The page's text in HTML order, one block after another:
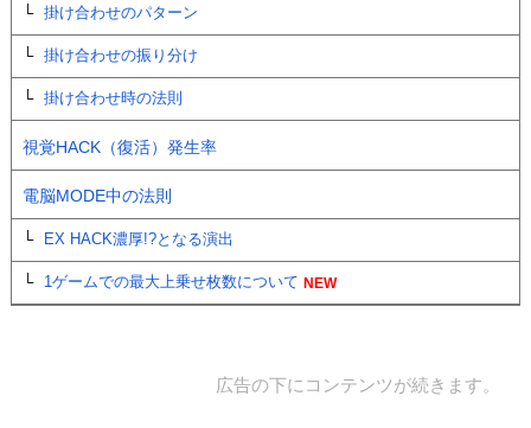
掛け合わせのパターン
掛け合わせの振り分け
掛け合わせ時の法則
視覚HACK（復活）発生率
電脳MODE中の法則
EX HACK濃厚!?となる演出
1ゲームでの最大上乗せ枚数について
広告の下にコンテンツが続きます。